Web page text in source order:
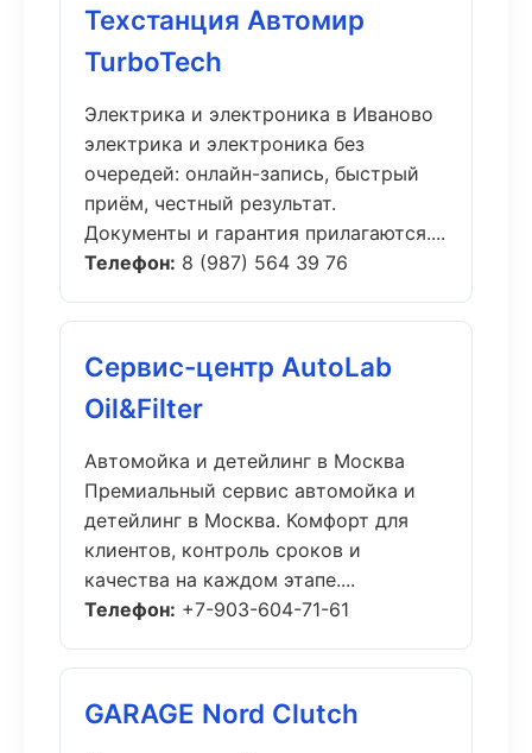
Техстанция Автомир
TurboTech
Электрика и электроника в Иваново
электрика и электроника без
очередей: онлайн-запись, быстрый
приём, честный результат.
Документы и гарантия прилагаются....
Телефон: 8 (987) 564 39 76
Сервис-центр AutoLab
Oil&Filter
Автомойка и детейлинг в Москва
Премиальный сервис автомойка и
детейлинг в Москва. Комфорт для
клиентов, контроль сроков и
качества на каждом этапе....
Телефон: +7-903-604-71-61
GARAGE Nord Clutch